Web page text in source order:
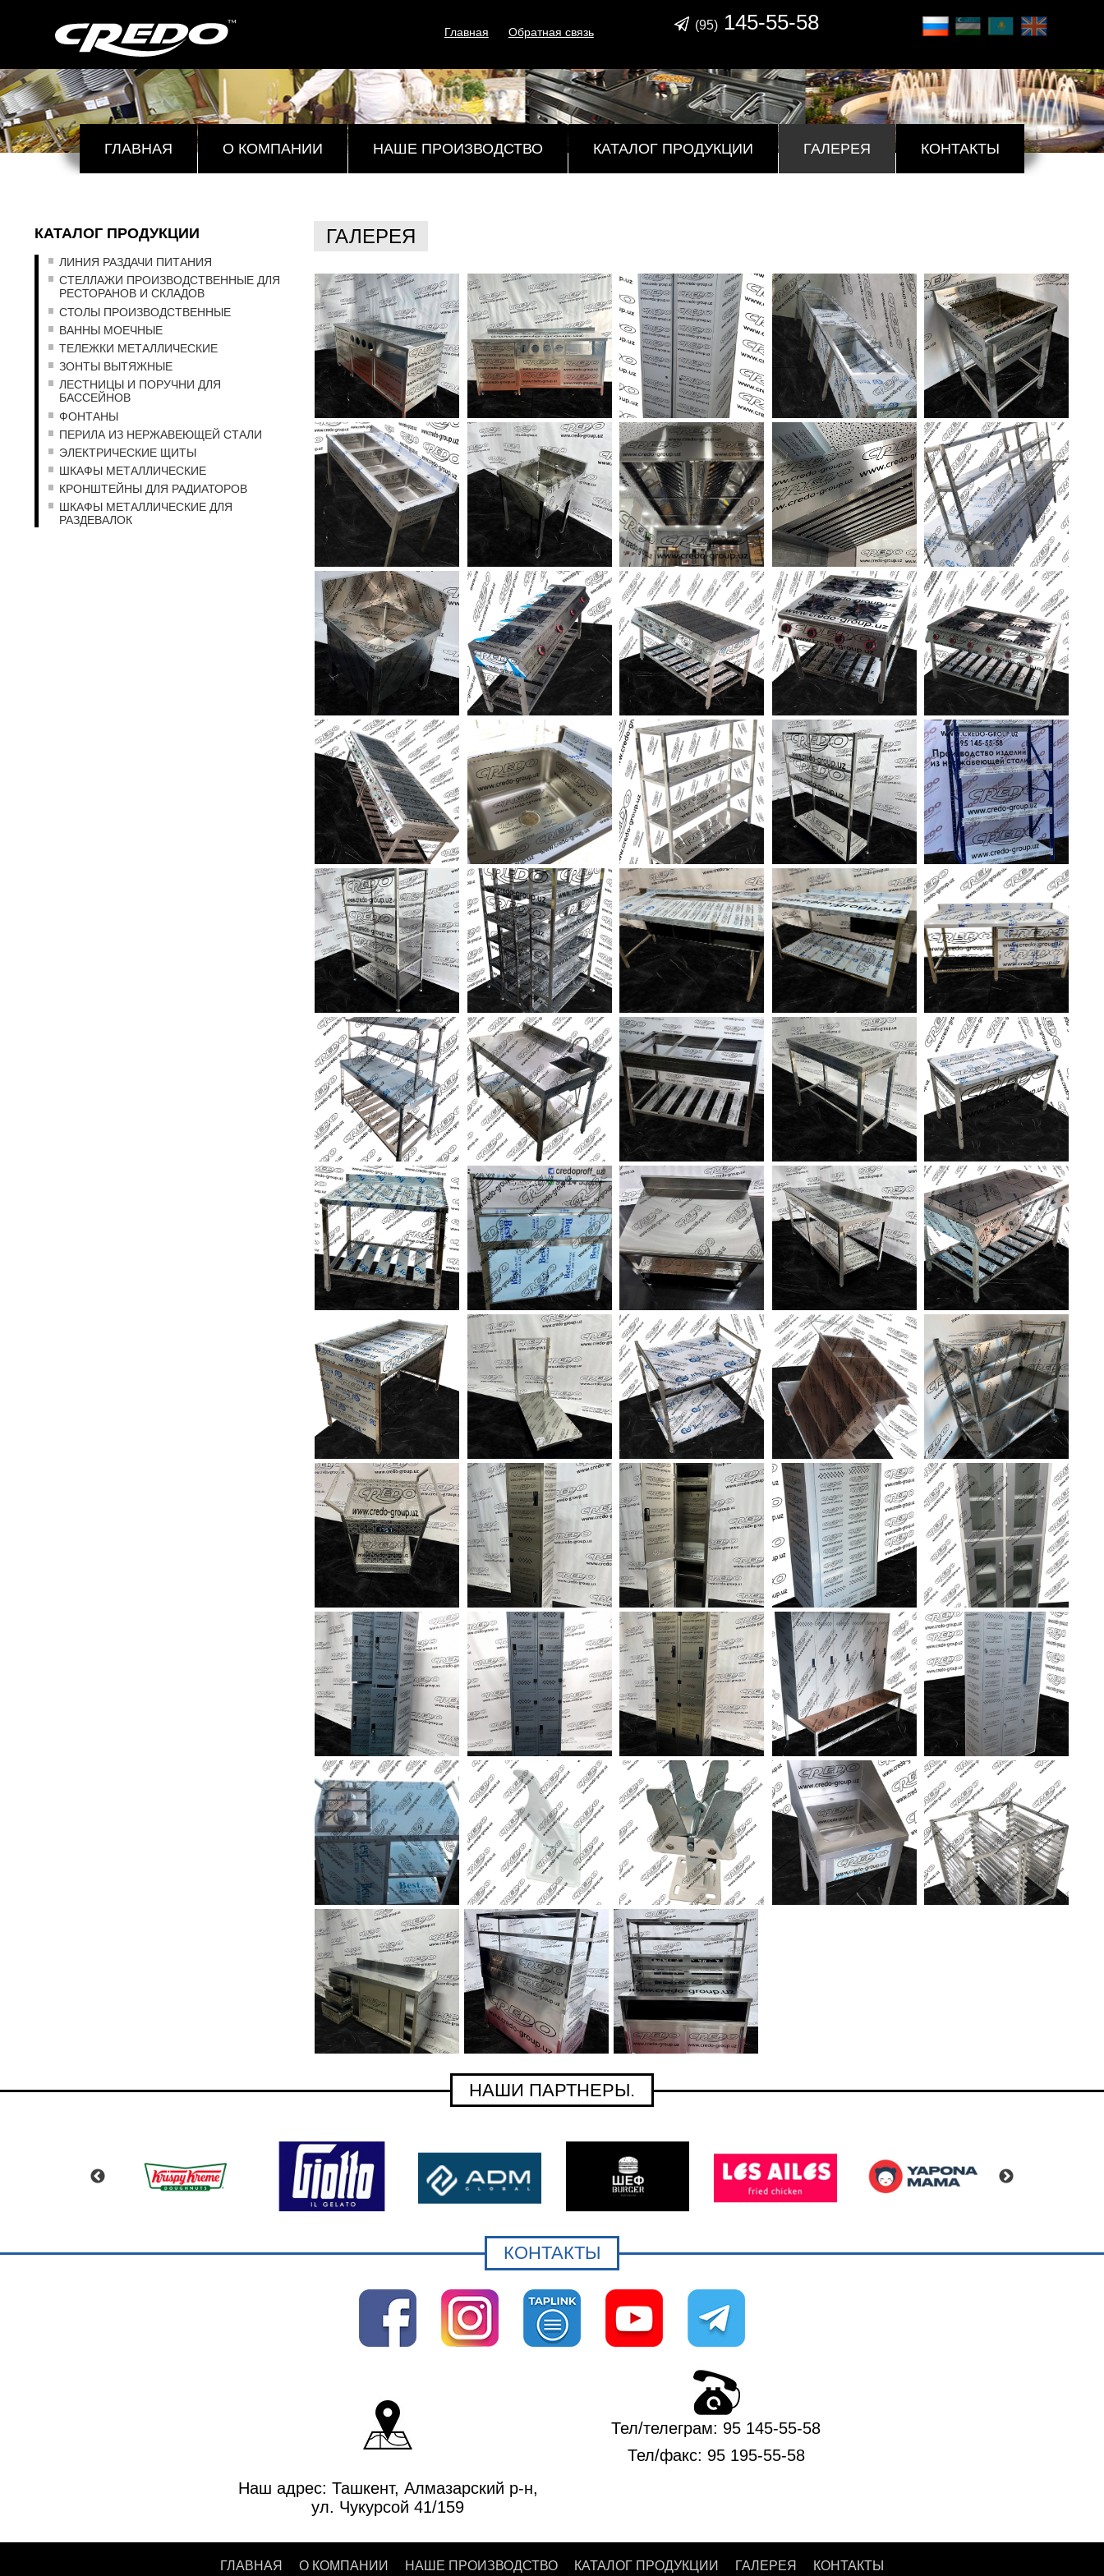
(95) 145-55-58
Главная Обратная связь
ГЛАВНАЯ О КОМПАНИИ НАШЕ ПРОИЗВОДСТВО КАТАЛОГ ПРОДУКЦИИ ГАЛЕРЕЯ КОНТАКТЫ
КАТАЛОГ ПРОДУКЦИИ
ЛИНИЯ РАЗДАЧИ ПИТАНИЯ
СТЕЛЛАЖИ ПРОИЗВОДСТВЕННЫЕ ДЛЯ
РЕСТОРАНОВ И СКЛАДОВ
СТОЛЫ ПРОИЗВОДСТВЕННЫЕ
ВАННЫ МОЕЧНЫЕ
ТЕЛЕЖКИ МЕТАЛЛИЧЕСКИЕ
ЗОНТЫ ВЫТЯЖНЫЕ
ЛЕСТНИЦЫ И ПОРУЧНИ ДЛЯ
БАССЕЙНОВ
ФОНТАНЫ
ПЕРИЛА ИЗ НЕРЖАВЕЮЩЕЙ СТАЛИ
ЭЛЕКТРИЧЕСКИЕ ЩИТЫ
ШКАФЫ МЕТАЛЛИЧЕСКИЕ
КРОНШТЕЙНЫ ДЛЯ РАДИАТОРОВ
ШКАФЫ МЕТАЛЛИЧЕСКИЕ ДЛЯ
РАЗДЕВАЛОК
ГАЛЕРЕЯ
НАШИ ПАРТНЕРЫ.
КОНТАКТЫ
Наш адрес: Ташкент, Алмазарский р-н,
ул. Чукурсой 41/159
Тел/телеграм: 95 145-55-58
Тел/факс: 95 195-55-58
ГЛАВНАЯ О КОМПАНИИ НАШЕ ПРОИЗВОДСТВО КАТАЛОГ ПРОДУКЦИИ ГАЛЕРЕЯ КОНТАКТЫ